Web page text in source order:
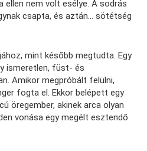
nem volt esélye. A sodrás
csapta, és aztán… sötétség
mint később megtudta. Egy
ismeretlen, füst- és
Amikor megpróbált felülni,
fogta el. Ekkor belépett egy
öregember, akinek arca olyan
vonása egy megélt esztendő